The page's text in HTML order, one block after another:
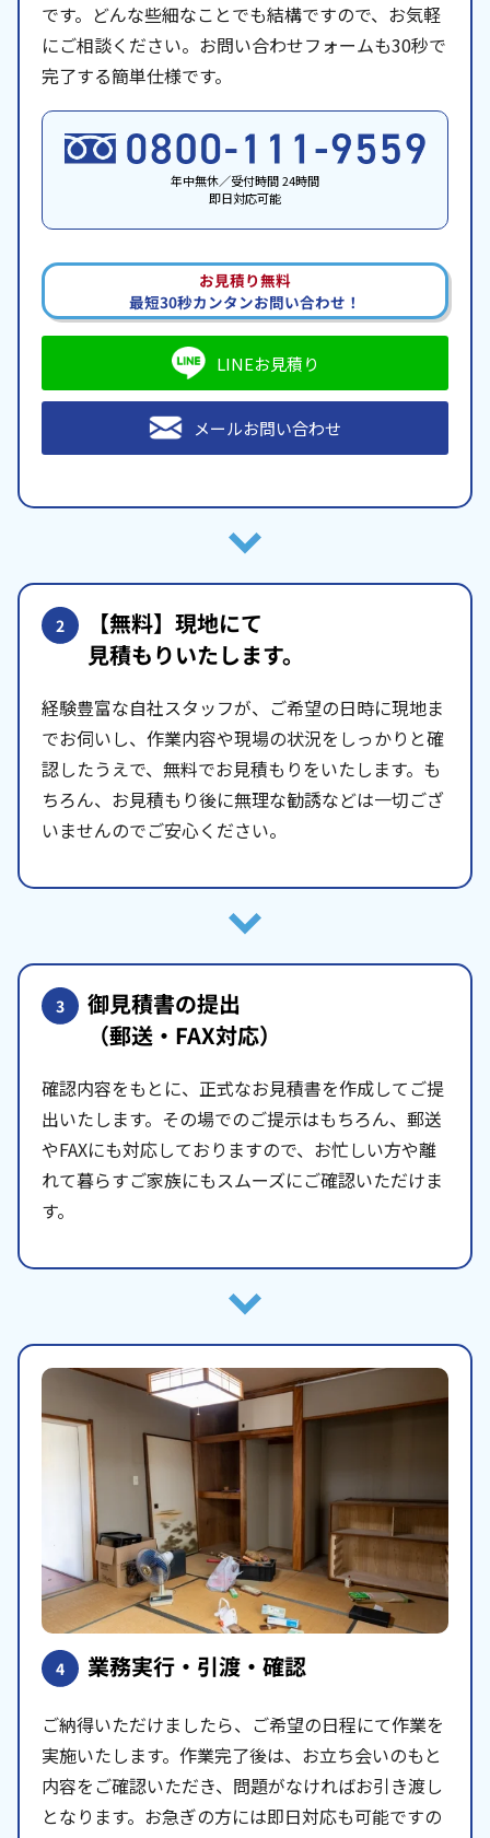
です。どんな些細なことでも結構ですので、お気軽
にご相談ください。お問い合わせフォームも30秒で
完了する簡単仕様です。
年中無休／受付時間 24時間
即日対応可能
お見積り無料
最短30秒カンタンお問い合わせ！
LINEお見積り
メールお問い合わせ
2 【無料】現地にて
見積もりいたします。
経験豊富な自社スタッフが、ご希望の日時に現地ま
でお伺いし、作業内容や現場の状況をしっかりと確
認したうえで、無料でお見積もりをいたします。も
ちろん、お見積もり後に無理な勧誘などは一切ござ
いませんのでご安心ください。
3 御見積書の提出
（郵送・FAX対応）
確認内容をもとに、正式なお見積書を作成してご提
出いたします。その場でのご提示はもちろん、郵送
やFAXにも対応しておりますので、お忙しい方や離
れて暮らすご家族にもスムーズにご確認いただけま
す。
4 業務実行・引渡・確認
ご納得いただけましたら、ご希望の日程にて作業を
実施いたします。作業完了後は、お立ち会いのもと
内容をご確認いただき、問題がなければお引き渡し
となります。お急ぎの方には即日対応も可能ですの